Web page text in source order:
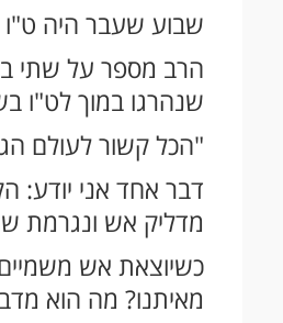
שבוע שעבר היה
הרב מספר על שתי
שנהרגו במוך לט"ו
"הכל קשור לעולם
דבר אחד אני
מדליק אש ונגרמת
כשיוצאת אש
מאיתנו? מה הוא